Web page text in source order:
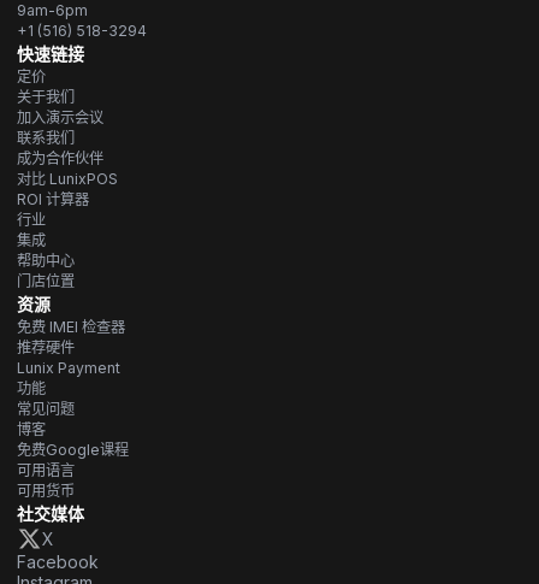
9am-6pm
+1 (516) 518-3294
快速链接
定价
关于我们
加入演示会议
联系我们
成为合作伙伴
对比 LunixPOS
ROI 计算器
行业
集成
帮助中心
门店位置
资源
免费 IMEI 检查器
推荐硬件
Lunix Payment
功能
常见问题
博客
免费Google课程
可用语言
可用货币
社交媒体
X
Facebook